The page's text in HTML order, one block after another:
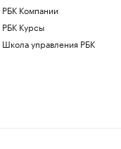
РБК Компании
РБК Курсы
Школа управления РБК